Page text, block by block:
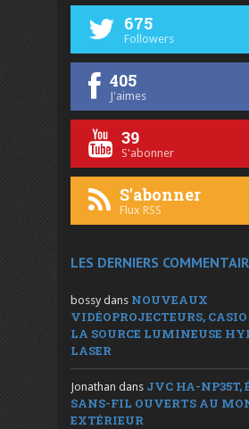
675
Followers
405
J'aimes
39
S'abonner
S'abonner
Flux RSS
LES DERNIERS
bossy dans NOUVEAUX
VIDÉOPROJECTEURS,
LA SOURCE LUMINEUSE
LASER
Jonathan dans JVC HA-NP35T,
SANS-FIL OUVERTS AU
EXTÉRIEUR